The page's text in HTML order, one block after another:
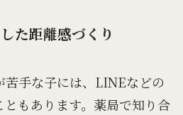
た距離感づくり
苦手な子には、LINEなどの
もあります。薬局で知り合